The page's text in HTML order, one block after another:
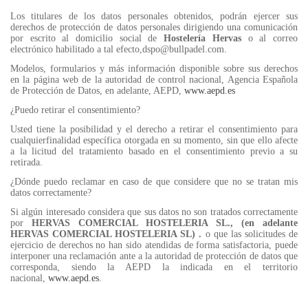
Los titulares de los datos personales obtenidos, podrán ejercer sus
derechos de protección de datos personales dirigiendo una comunicación
por escrito al domicilio social de
Hostelería Hervas
o al correo
electrónico habilitado a tal efecto,dspo@bullpadel.com.
Modelos, formularios y más información disponible sobre sus derechos
en la página web de la autoridad de control nacional, Agencia Española
de Protección de Datos, en adelante, AEPD, www.aepd.es
¿Puedo retirar el consentimiento?
Usted tiene la posibilidad y el derecho a retirar el consentimiento para
cualquierfinalidad específica otorgada en su momento, sin que ello afecte
a la licitud del tratamiento basado en el consentimiento previo a su
retirada.
¿Dónde puedo reclamar en caso de que considere que no se tratan mis
datos correctamente?
Si algún interesado considera que sus datos no son tratados correctamente
por
HERVAS COMERCIAL HOSTELERIA SL., (en adelante
HERVAS COMERCIAL HOSTELERIA SL) . o que las solicitudes de
ejercicio de derechos no han sido atendidas de forma satisfactoria, puede
interponer una reclamación ante a la autoridad de protección de datos que
corresponda, siendo la AEPD la indicada en el territorio
nacional,
www.aepd.es